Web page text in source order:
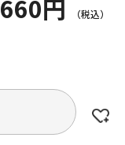
660円